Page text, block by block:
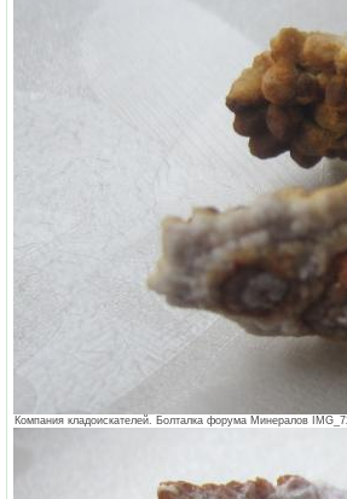
Компания кладоискателей. Болталка форума Минералов